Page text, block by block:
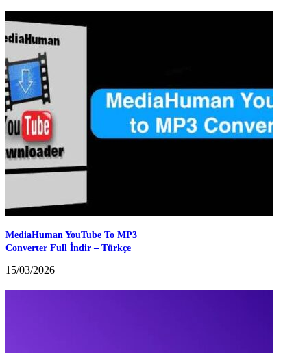
MediaHuman YouTube To MP3
Converter Full İndir – Türkçe
15/03/2026